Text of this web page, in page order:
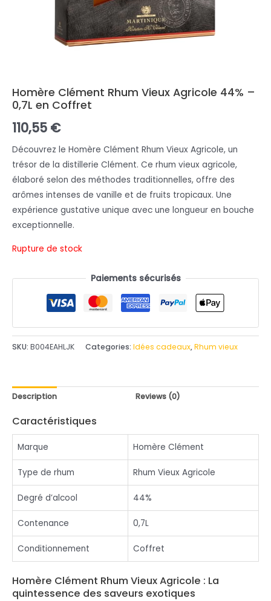
Homère Clément Rhum Vieux Agricole 44% –
0,7L en Coffret
110,55 €
Découvrez le Homère Clément Rhum Vieux Agricole, un
trésor de la distillerie Clément. Ce rhum vieux agricole,
élaboré selon des méthodes traditionnelles, offre des
arômes intenses de vanille et de fruits tropicaux. Une
expérience gustative unique avec une longueur en bouche
exceptionnelle.
Rupture de stock
Paiements sécurisés
SKU: B004EAHLJK Categories: Idées cadeaux,Rhum vieux
Description Reviews (0)
Caractéristiques
Marque Homère Clément
Type de rhum Rhum Vieux Agricole
Degré d’alcool 44%
Contenance 0,7L
Conditionnement Coffret
Homère Clément Rhum Vieux Agricole : La
quintessence des saveurs exotiques